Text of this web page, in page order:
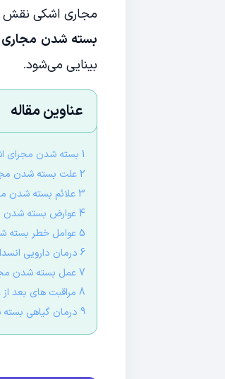
مجاری اشکی نقش
بسته شدن
بینایی می‌شود.
عناوین مقاله
1 بسته شدن مجرای اشکی یعنی جه؟
2 علت بسته شدن مجرای اشکی
3 علائم بسته شدن مجرای اشکی
4 عوارض بسته شدن مجرای اشکی
5 عوامل خطر بسته شدن مجرای اشکی
6 درمان دارویی انسداد مجرای اشکی
7 عمل بسته شدن مجرای اشکی چشم
8 مراقبت های بعد از عمل انسداد مجرای اشکی
9 درمان گیاهی بسته شدن مجرای اشکی